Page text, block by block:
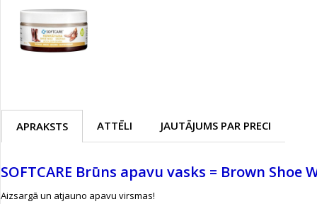
APRAKSTS ATTĒLI JAUTĀJUMS PAR PRECI
SOFTCARE Brūns apavu vasks = Brown Shoe
Aizsargā un atjauno apavu virsmas!